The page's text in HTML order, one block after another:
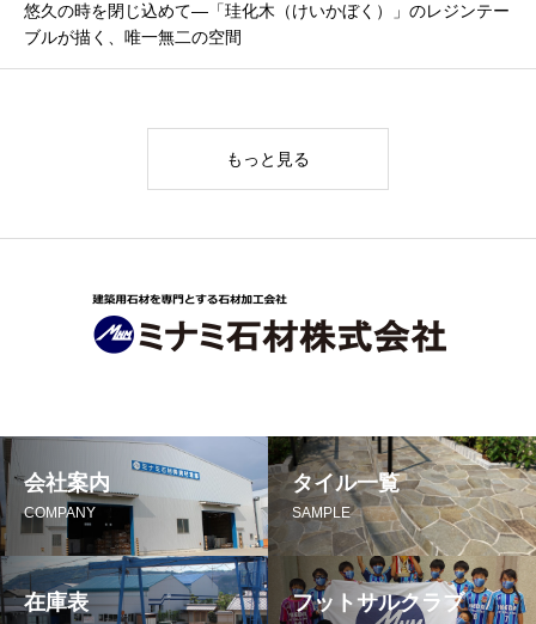
悠久の時を閉じ込めて―「珪化木（けいかぼく）」のレジンテー
ブルが描く、唯一無二の空間
もっと見る
会社案内
COMPANY
タイル一覧
SAMPLE
在庫表 フットサルクラブ